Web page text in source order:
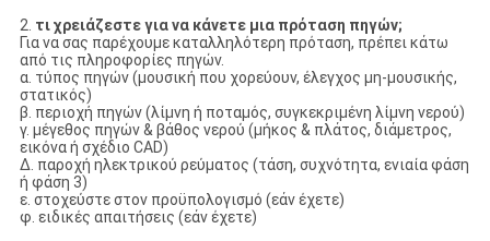
2. τι χρειάζεστε για να κάνετε μια πρόταση πηγών;
Για να σας παρέχουμε καταλληλότερη πρόταση, πρέπει κάτω
από τις πληροφορίες πηγών.
α. τύπος πηγών (μουσική που χορεύουν, έλεγχος μη-μουσικής,
στατικός)
β. περιοχή πηγών (λίμνη ή ποταμός, συγκεκριμένη λίμνη νερού)
γ. μέγεθος πηγών & βάθος νερού (μήκος & πλάτος, διάμετρος,
εικόνα ή σχέδιο CAD)
Δ. παροχή ηλεκτρικού ρεύματος (τάση, συχνότητα, ενιαία φάση
ή φάση 3)
ε. στοχεύστε στον προϋπολογισμό (εάν έχετε)
φ. ειδικές απαιτήσεις (εάν έχετε)